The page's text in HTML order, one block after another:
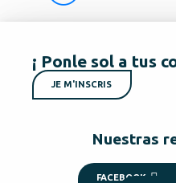
¡ Ponle sol a tus
JE M'INSCRIS
Nuestras
FACEBOOK